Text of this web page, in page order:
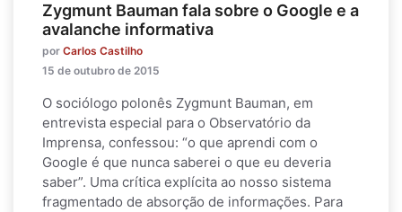
Zygmunt Bauman fala sobre o Google e a
avalanche informativa
por Carlos Castilho
15 de outubro de 2015
O sociólogo polonês Zygmunt Bauman, em
entrevista especial para o Observatório da
Imprensa, confessou: “o que aprendi com o
Google é que nunca saberei o que eu deveria
saber”. Uma crítica explícita ao nosso sistema
fragmentado de absorção de informações. Para